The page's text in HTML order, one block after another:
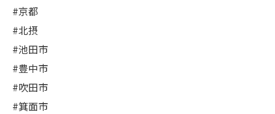
#京都
#北摂
#池田市
#豊中市
#吹田市
#箕面市